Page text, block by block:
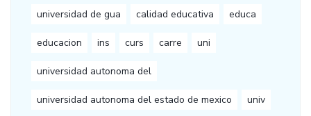
universidad de gua calidad educativa educa
educacion ins curs carre uni
universidad autonoma del
universidad autonoma del estado de mexico univ